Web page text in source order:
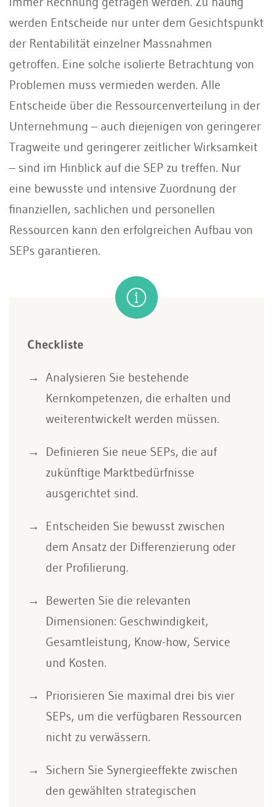
werden Entscheide nur unter dem Gesichtspunkt
der Rentabilität einzelner Massnahmen
getroffen. Eine solche isolierte Betrachtung von
Proble­men muss vermieden werden. Alle
Entscheide über die Ressourcenverteilung in der
Unternehmung – auch diejenigen von geringerer
Tragweite und geringerer zeitlicher Wirksamkeit
– sind im Hinblick auf die SEP zu treffen. Nur
eine bewusste und intensive Zuordnung der
ﬁnanziellen, sachlichen und personellen
Ressourcen kann den erfolgreichen Aufbau von
SEPs garantieren.
Checkliste
Analysieren Sie bestehende
Kernkompetenzen, die erhalten und
weiterentwickelt werden müssen.
Definieren Sie neue SEPs, die auf
zukünftige Marktbedürfnisse
ausgerichtet sind.
Entscheiden Sie bewusst zwischen
dem Ansatz der Differenzierung oder
der Profilierung.
Bewerten Sie die relevanten
Dimensionen: Geschwindigkeit,
Gesamtleistung, Know-how, Service
und Kosten.
Priorisieren Sie maximal drei bis vier
SEPs, um die verfügbaren Ressourcen
nicht zu verwässern.
Sichern Sie Synergieeffekte zwischen
den gewählten strategischen